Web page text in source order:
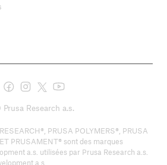
Research a.s.
PRUSA POLYMERS®, PRUSA
PRUSAMENT® sont des marques
a.s. utilisées par Prusa Research a.s.
a.s.